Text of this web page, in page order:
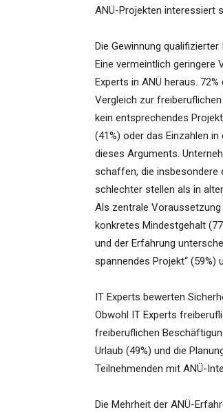
ANÜ-Projekten interessiert
Die Gewinnung
Eine vermeintlich geringere
Experts in ANÜ heraus.
Vergleich zur
kein entsprechendes
(41%) oder das Einzahlen
dieses Arguments.
schaffen, die insbesondere
schlechter stellen als in
Als zentrale
konkretes Mindestgehalt
und der Erfahrung
spannendes Projekt“
IT Experts bewerten
Obwohl IT Experts
freiberuflichen
Urlaub (49%) und die
Teilnehmenden mit ANÜ-
Die Mehrheit der ANÜ-